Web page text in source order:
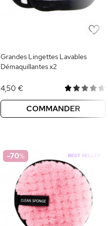
Grandes Lingettes Lavables
Démaquillantes x2
4,50 €
COMMANDER
-70%